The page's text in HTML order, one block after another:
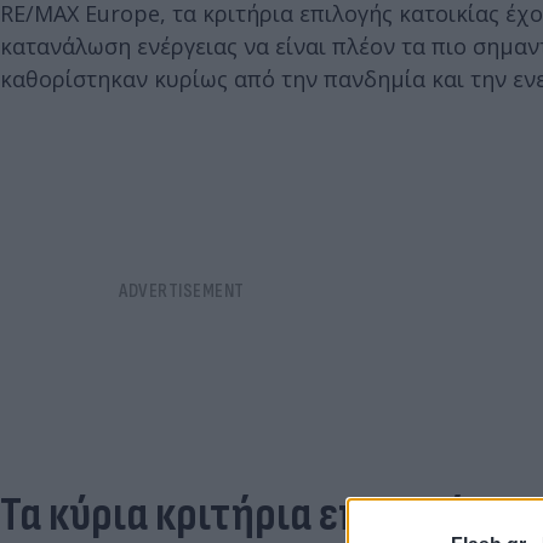
RE/MAX Europe, τα κριτήρια επιλογής κατοικίας
κατανάλωση ενέργειας να είναι πλέον τα πιο
καθορίστηκαν κυρίως από την πανδημία και την
Τα κύρια κριτήρια επιλογής